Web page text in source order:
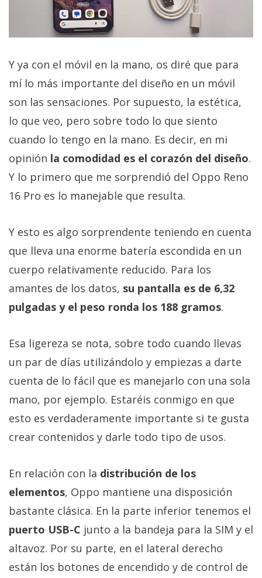
Y ya con el móvil en la mano, os diré que para
mí lo más importante del diseño en un móvil
son las sensaciones. Por supuesto, la estética,
lo que veo, pero sobre todo lo que siento
cuando lo tengo en la mano. Es decir, en mi
opinión la comodidad es el corazón del diseño.
Y lo primero que me sorprendió del Oppo Reno
16 Pro es lo manejable que resulta.
Y esto es algo sorprendente teniendo en cuenta
que lleva una enorme batería escondida en un
cuerpo relativamente reducido. Para los
amantes de los datos, su pantalla es de 6,32
pulgadas y el peso ronda los 188 gramos.
Esa ligereza se nota, sobre todo cuando llevas
un par de días utilizándolo y empiezas a darte
cuenta de lo fácil que es manejarlo con una sola
mano, por ejemplo. Estaréis conmigo en que
esto es verdaderamente importante si te gusta
crear contenidos y darle todo tipo de usos.
En relación con la distribución de los
elementos, Oppo mantiene una disposición
bastante clásica. En la parte inferior tenemos el
puerto USB-C junto a la bandeja para la SIM y el
altavoz. Por su parte, en el lateral derecho
están los botones de encendido y de control de